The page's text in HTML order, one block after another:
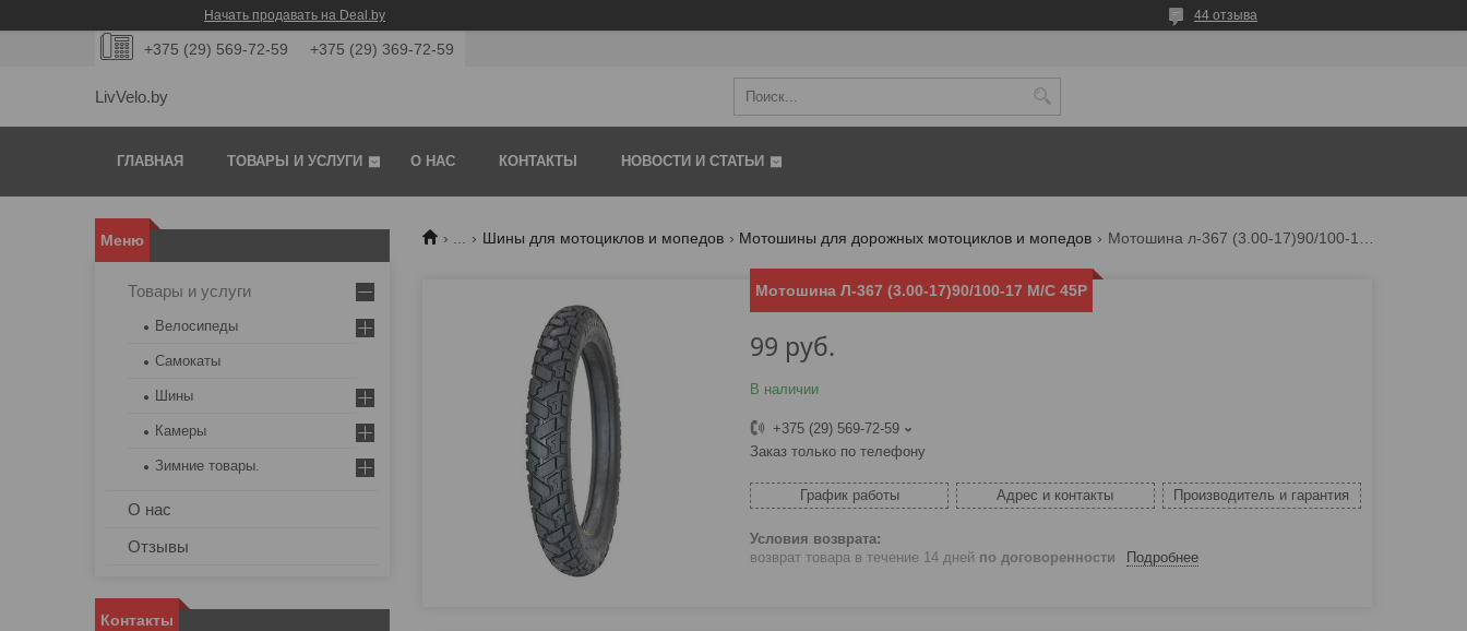
Начать продавать на Deal.by 44 отзыва
+375 (29) 569-72-59 +375 (29) 369-72-59
LivVelo.by
ГЛАВНАЯ ТОВАРЫ И УСЛУГИ О НАС КОНТАКТЫ НОВОСТИ И СТАТЬИ
... Шины для мотоциклов и мопедов Мотошины для дорожных мотоциклов и мопедов Мотошина л-367 (3.00-17)90/100-17 м/с 45p
Мотошина Л-367 (3.00-17)90/100-17 М/С 45P
99 руб.
В наличии
+375 (29) 569-72-59
Заказ только по телефону
График работы Адрес и контакты Производитель и гарантия
возврат товара в течение 14 дней по договоренности Подробнее
Товары и услуги
Велосипеды
Самокаты
Шины
Камеры
Зимние товары.
О нас
Отзывы
Контакты